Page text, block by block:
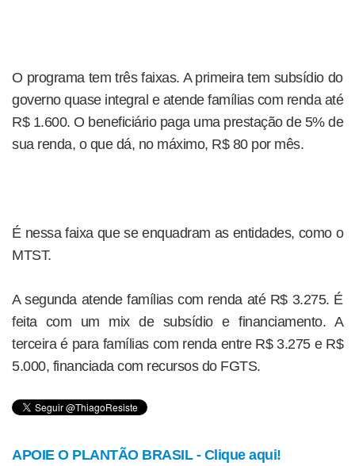
O programa tem três faixas. A primeira tem subsídio do
governo quase integral e atende famílias com renda até
R$ 1.600. O beneficiário paga uma prestação de 5% de
sua renda, o que dá, no máximo, R$ 80 por mês.
É nessa faixa que se enquadram as entidades, como o
MTST.
A segunda atende famílias com renda até R$ 3.275. É
feita com um mix de subsídio e financiamento. A
terceira é para famílias com renda entre R$ 3.275 e R$
5.000, financiada com recursos do FGTS.
APOIE O PLANTÃO BRASIL - Clique aqui!